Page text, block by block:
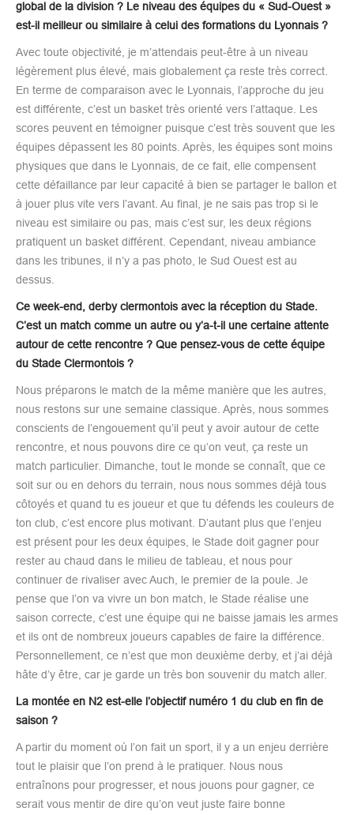
global de la division ? Le niveau des équipes du « Sud-Ouest »
est-il meilleur ou similaire à celui des formations du Lyonnais ?
Avec toute objectivité, je m’attendais peut-être à un niveau
légèrement plus élevé, mais globalement ça reste très correct.
En terme de comparaison avec le Lyonnais, l’approche du jeu
est différente, c’est un basket très orienté vers l’attaque. Les
scores peuvent en témoigner puisque c’est très souvent que les
équipes dépassent les 80 points. Après, les équipes sont moins
physiques que dans le Lyonnais, de ce fait, elle compensent
cette défaillance par leur capacité à bien se partager le ballon et
à jouer plus vite vers l’avant. Au final, je ne sais pas trop si le
niveau est similaire ou pas, mais c’est sur, les deux régions
pratiquent un basket différent. Cependant, niveau ambiance
dans les tribunes, il n’y a pas photo, le Sud Ouest est au
dessus.
Ce week-end, derby clermontois avec la réception du Stade.
C’est un match comme un autre ou y’a-t-il une certaine attente
autour de cette rencontre ? Que pensez-vous de cette équipe
du Stade Clermontois ?
Nous préparons le match de la même manière que les autres,
nous restons sur une semaine classique. Après, nous sommes
conscients de l’engouement qu’il peut y avoir autour de cette
rencontre, et nous pouvons dire ce qu’on veut, ça reste un
match particulier. Dimanche, tout le monde se connaît, que ce
soit sur ou en dehors du terrain, nous nous sommes déjà tous
côtoyés et quand tu es joueur et que tu défends les couleurs de
ton club, c’est encore plus motivant. D’autant plus que l’enjeu
est présent pour les deux équipes, le Stade doit gagner pour
rester au chaud dans le milieu de tableau, et nous pour
continuer de rivaliser avec Auch, le premier de la poule. Je
pense que l’on va vivre un bon match, le Stade réalise une
saison correcte, c’est une équipe qui ne baisse jamais les armes
et ils ont de nombreux joueurs capables de faire la différence.
Personnellement, ce n’est que mon deuxième derby, et j’ai déjà
hâte d’y être, car je garde un très bon souvenir du match aller.
La montée en N2 est-elle l’objectif numéro 1 du club en fin de
saison ?
A partir du moment où l’on fait un sport, il y a un enjeu derrière
tout le plaisir que l’on prend à le pratiquer. Nous nous
entraînons pour progresser, et nous jouons pour gagner, ce
serait vous mentir de dire qu’on veut juste faire bonne